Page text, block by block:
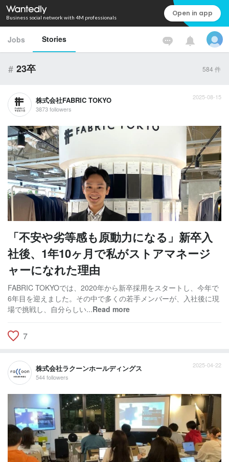
Business social network with 4M professionals Open in app
Jobs Stories
# 23卒 584 件
株式会社FABRIC TOKYO
3873 followers
2025-08-15
「不安や劣等感も原動力になる」新卒入
社後、1年10ヶ月で私がストアマネージ
ャーになれた理由
FABRIC TOKYOでは、2020年から新卒採用をスタートし、今年で
6年目を迎えました。その中で多くの若手メンバーが、入社後に現
場で挑戦し、自分らしい...Read more
7
株式会社ラクーンホールディングス
544 followers
2025-04-22